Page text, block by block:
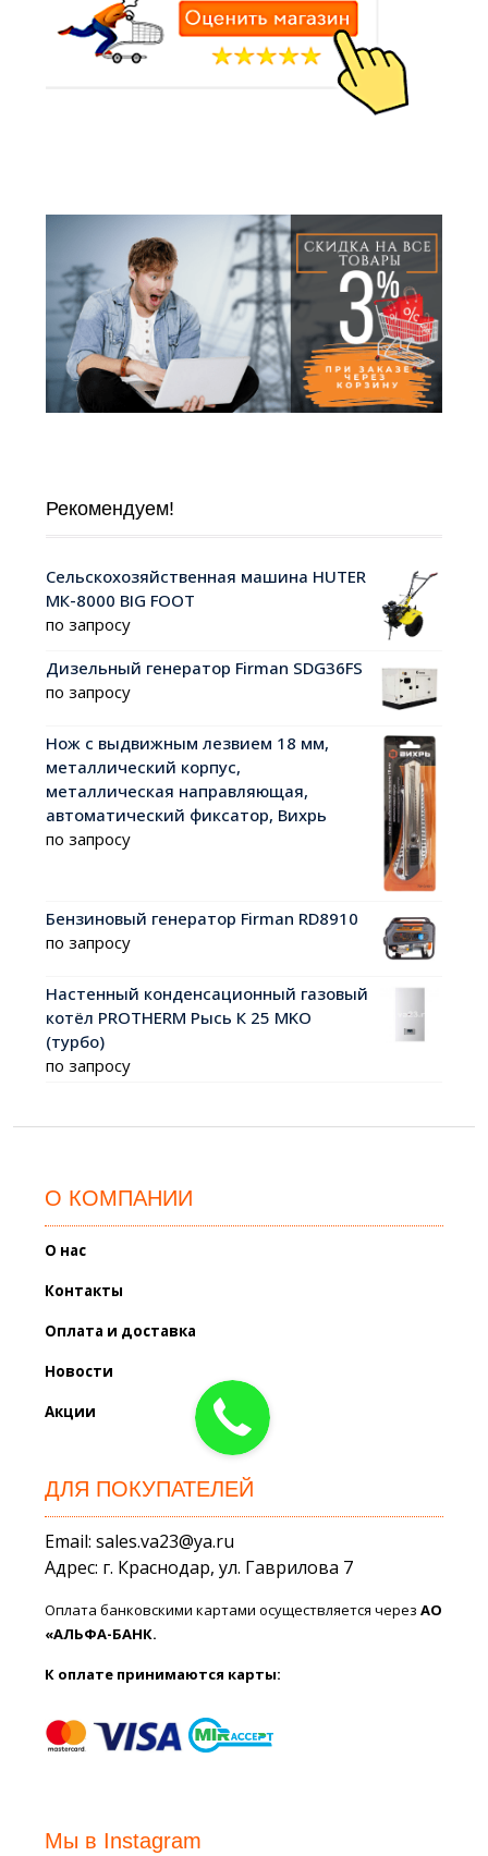
Рекомендуем!
Сельскохозяйственная машина HUTER
МК-8000 BIG FOOT
по запросу
Дизельный генератор Firman SDG36FS
по запросу
Нож с выдвижным лезвием 18 мм,
металлический корпус,
металлическая направляющая,
автоматический фиксатор, Вихрь
по запросу
Бензиновый генератор Firman RD8910
по запросу
Настенный конденсационный газовый
котёл PROTHERM Рысь К 25 MKO
(турбо)
по запросу
О КОМПАНИИ
О нас
Контакты
Оплата и доставка
Новости
Акции
ДЛЯ ПОКУПАТЕЛЕЙ
Email: sales.va23@ya.ru
Адрес: г. Краснодар, ул. Гаврилова 7
Оплата банковскими картами осуществляется черезАО
«АЛЬФА-БАНК.
К оплате принимаются карты:
Мы в Instagram